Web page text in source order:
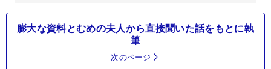
膨大な資料とむめの夫人から直接聞いた話をもとに執
筆
次のページ